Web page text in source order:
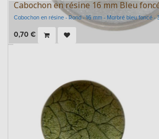
Cabochon en résine 16 mm Bleu
Cabochon en résine - Rond - 16 mm - Marbré bleu foncé -
0,70 €